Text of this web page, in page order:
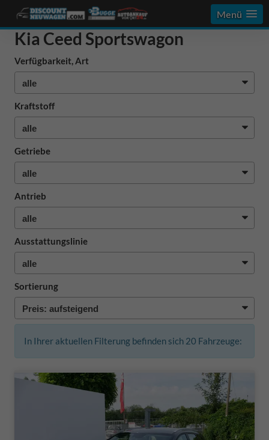
Menü
Kia Ceed Sportswagon
Verfügbarkeit, Art
Kraftstoff
Getriebe
Antrieb
Ausstattungslinie
Sortierung
In Ihrer aktuellen Filterung befinden sich 20 Fahrzeuge: